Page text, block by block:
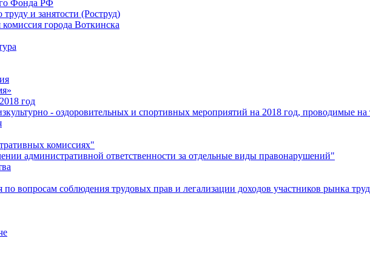
Фонда РФ
и занятости (Роструд)
города Воткинска
год
- оздоровительных и спортивных мероприятий на 2018 год, проводимые
комиссиях"
административной ответственности за отдельные виды правонарушений"
вопросам соблюдения трудовых прав и легализации доходов участников рынка